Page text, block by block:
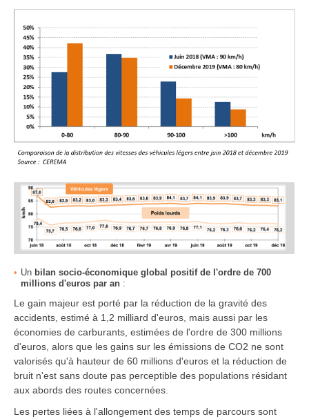
Un bilan socio-économique global positif de l'ordre de 700
millions d'euros par an :
Le gain majeur est porté par la réduction de la gravité des
accidents, estimé à 1,2 milliard d'euros, mais aussi par les
économies de carburants, estimées de l'ordre de 300 millions
d'euros, alors que les gains sur les émissions de CO2 ne sont
valorisés qu'à hauteur de 60 millions d'euros et la réduction de
bruit n'est sans doute pas perceptible des populations résidant
aux abords des routes concernées.
Les pertes liées à l'allongement des temps de parcours sont